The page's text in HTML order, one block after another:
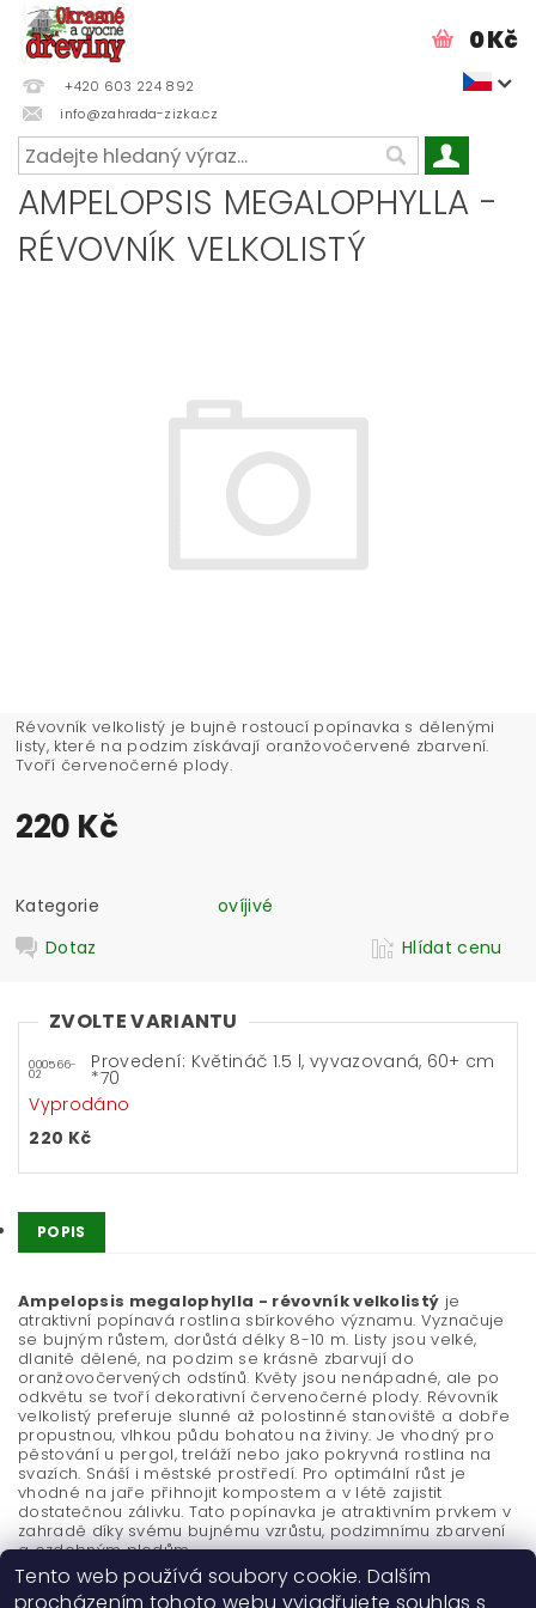
+420 603 224 892
info@zahrada-zizka.cz
0 Kč
AMPELOPSIS MEGALOPHYLLA -
RÉVOVNÍK VELKOLISTÝ
Révovník velkolistý je bujně rostoucí popínavka s dělenými
listy, které na podzim získávají oranžovočervené zbarvení.
Tvoří červenočerné plody.
220 Kč
Kategorie
ovíjivé
Dotaz
Hlídat cenu
ZVOLTE VARIANTU
000566-
02
Provedení: Květináč 1.5 l, vyvazovaná, 60+ cm
*70
Vyprodáno
220 Kč
POPIS
Ampelopsis megalophylla - révovník velkolistý je
atraktivní popínavá rostlina sbírkového významu. Vyznačuje
se bujným růstem, dorůstá délky 8-10 m. Listy jsou velké,
dlanitě dělené, na podzim se krásně zbarvují do
oranžovočervených odstínů. Květy jsou nenápadné, ale po
odkvětu se tvoří dekorativní červenočerné plody. Révovník
velkolistý preferuje slunné až polostinné stanoviště a dobře
propustnou, vlhkou půdu bohatou na živiny. Je vhodný pro
pěstování u pergol, treláží nebo jako pokryvná rostlina na
svazích. Snáší i městské prostředí. Pro optimální růst je
vhodné na jaře přihnojit kompostem a v létě zajistit
dostatečnou zálivku. Tato popínavka je atraktivním prvkem v
zahradě díky svému bujnému vzrůstu, podzimnímu zbarvení
a ozdobným plodům.
Tento web používá soubory cookie. Dalším